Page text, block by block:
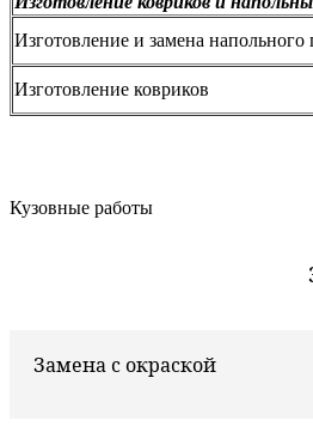
Изготовление и замена напольного
Изготовление ковриков
Кузовные работы
Замена с окраской